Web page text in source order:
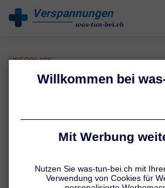
Verspannungenbehandeln
ÜBERBLICK
Verspannungen:
anfällig für Verspannungen. Die
dann unangenehm verhärtet an und
nehmen deshalb eine unnatürliche
in Gang. Zusätzlich zu den Schmerzen
wie z. B. Kopfschmerzen auftreten.